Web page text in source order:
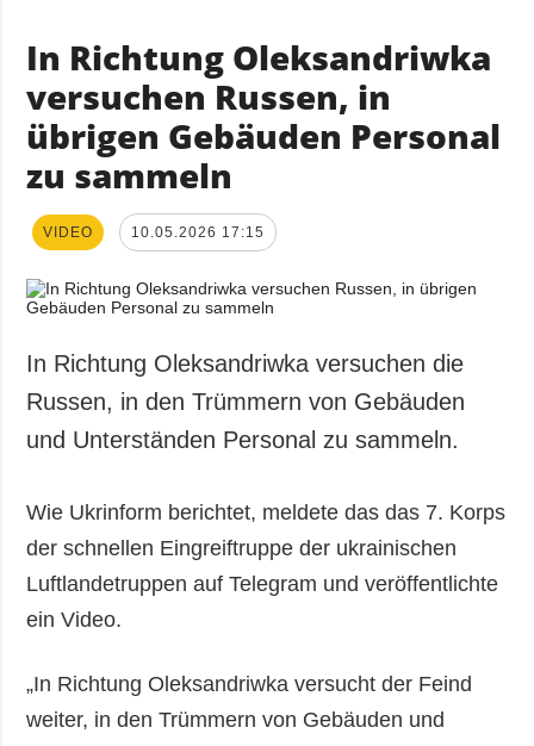
In Richtung Oleksandriwka
versuchen Russen, in
übrigen Gebäuden Personal
zu sammeln
VIDEO 10.05.2026 17:15
In Richtung Oleksandriwka versuchen die
Russen, in den Trümmern von Gebäuden
und Unterständen Personal zu sammeln.
Wie Ukrinform berichtet, meldete das das 7. Korps
der schnellen Eingreiftruppe der ukrainischen
Luftlandetruppen auf Telegram und veröffentlichte
ein Video.
„In Richtung Oleksandriwka versucht der Feind
weiter, in den Trümmern von Gebäuden und